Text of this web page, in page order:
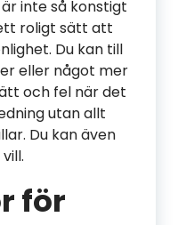
inte så konstigt
roligt sätt att
Du kan till
eller något mer
och fel när det
utan allt
Du kan även
för